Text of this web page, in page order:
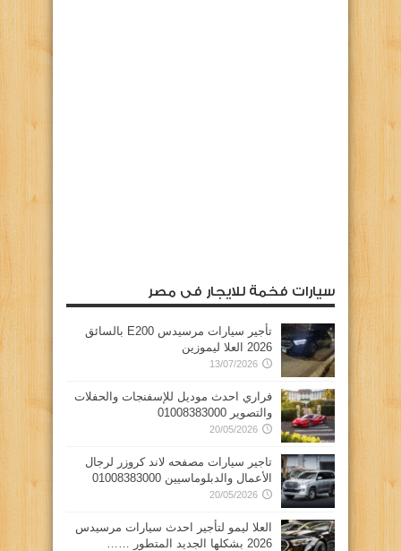
سيارات فخمة للايجار فى مصر
تأجير سيارات مرسيدس E200 بالسائق
2026 العلا ليموزين
13/07/2026
فراري احدث موديل للإسفنجات والحفلات
والتصوير 01008383000
20/05/2026
تاجير سيارات مصفحه لاند كروزر لرجال
الأعمال والدبلوماسيين 01008383000
20/05/2026
العلا ليمو لتأجير احدث سيارات مرسيدس
2026 بشكلها الجديد المتطور ……